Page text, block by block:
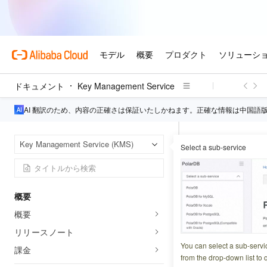
ドキュメント Key Management Service
AI 翻訳のため、内容の正確さは保証いたしかねます。正確な情報は中国語
Key Management Service (KMS) Select a sub-service
You can select a sub-
from the drop-down list to
概要
概要
リリースノート
課金
KMS と統合され
KMS と
更新日時
データ暗号化の